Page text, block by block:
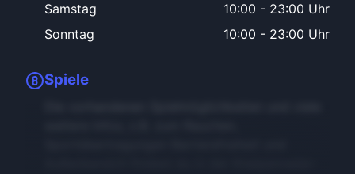
Samstag
10:00 - 23:00 Uhr
Sonntag
10:00 - 23:00 Uhr
Spiele